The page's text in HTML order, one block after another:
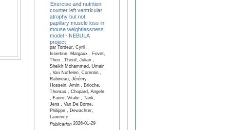
Exercise and nutrition
counter left ventricular
atrophy but not
papillary muscle loss in
mouse weightlessness
model - NEBULA
project
par Tordeur, Cyril ,
Issertine, Margaux , Fovet,
Theo , Theuil, Julian ,
Sheikh Mohammad, Umair
, Van Nuffelen, Corentin ,
Rabineau, Jérémy ,
Hossein, Amin , Brioche,
Thomas , Chopard, Angele
, Faoro, Vitalie , Tank,
Jens , Van De Borne,
Philippe , Dewachter,
Laurence
Publication2026-01-29